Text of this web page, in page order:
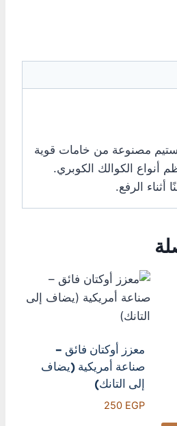
مصنوعة من خامات قوية
أنواع الكوالك الكوبري.
أثناء الرفع.
معزز أوكتان فائق –
صناعة أمريكية (يضاف
إلى التانك)
250 EGP